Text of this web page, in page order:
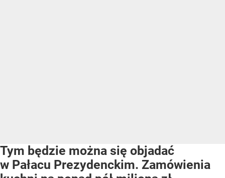
Tym będzie można się objadać
w Pałacu Prezydenckim. Zamówienia